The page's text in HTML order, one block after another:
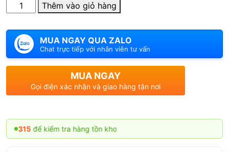
lượng
Thêm vào giỏ hàng
MUA NGAY QUA ZALO
Chat trực tiếp với nhân viên tư vấn
MUA NGAY
Gọi điện xác nhận và giao hàng tận nơi
tra hàng tồn kho